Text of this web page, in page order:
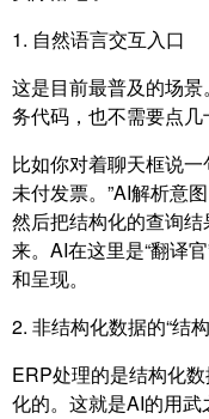
1. 自然语言交互入口
这是目前最普及的场
务代码，也不需要点几
比如你对着聊天框说
未付发票。”AI解析意
然后把结构化的查询
来。AI在这里是“翻译
和呈现。
2. 非结构化数据的“结
ERP处理的是结构化
化的。这就是AI的用武